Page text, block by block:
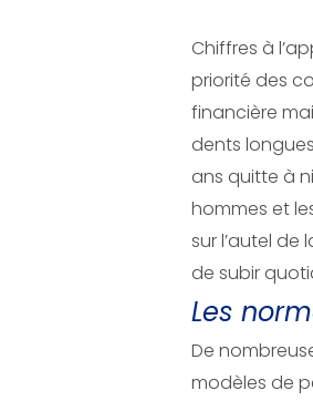
Chiffres à
priorité des
financière
dents
ans quitte à
hommes et
sur l’autel de
de subir
Les
De
modèles de